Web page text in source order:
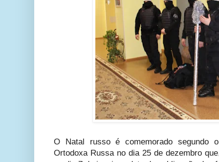
O Natal russo é comemorado segundo
Ortodoxa Russa no dia 25 de dezembro